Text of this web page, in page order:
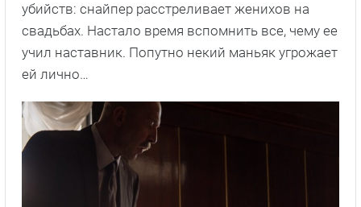
убийств: снайпер расстреливает женихов на
свадьбах. Настало время вспомнить все, чему ее
учил наставник. Попутно некий маньяк угрожает
ей лично…